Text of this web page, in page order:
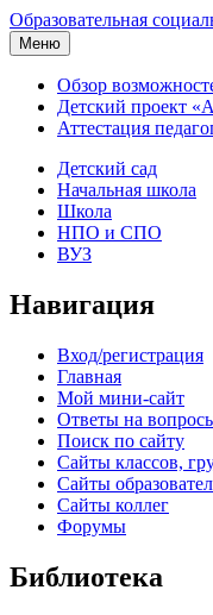
Образовательная
Меню
Обзор
Детский проект
Аттестация
Детский сад
Начальная школа
Школа
НПО и СПО
ВУЗ
Навигация
Вход/регистрация
Главная
Мой мини-сайт
Ответы на
Поиск по сайту
Сайты классов,
Сайты
Сайты коллег
Форумы
Библиотека